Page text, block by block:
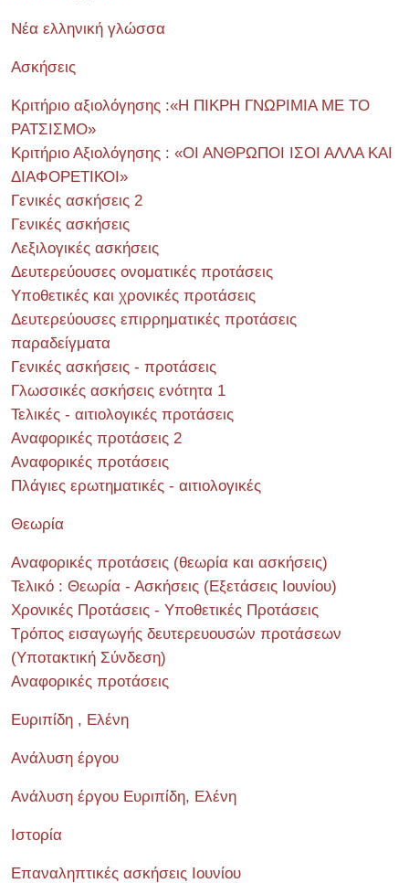
Νέα ελληνική γλώσσα
Ασκήσεις
Κριτήριο αξιολόγησης :«Η ΠΙΚΡΗ ΓΝΩΡΙΜΙΑ ΜΕ ΤΟ
ΡΑΤΣΙΣΜΟ»
Κριτήριο Αξιολόγησης : «ΟΙ ΑΝΘΡΩΠΟΙ ΙΣΟΙ ΑΛΛΑ ΚΑΙ
ΔΙΑΦΟΡΕΤΙΚΟΙ»
Γενικές ασκήσεις 2
Γενικές ασκήσεις
Λεξιλογικές ασκήσεις
Δευτερεύουσες ονοματικές προτάσεις
Υποθετικές και χρονικές προτάσεις
Δευτερεύουσες επιρρηματικές προτάσεις
παραδείγματα
Γενικές ασκήσεις - προτάσεις
Γλωσσικές ασκήσεις ενότητα 1
Τελικές - αιτιολογικές προτάσεις
Αναφορικές προτάσεις 2
Αναφορικές προτάσεις
Πλάγιες ερωτηματικές - αιτιολογικές
Θεωρία
Αναφορικές προτάσεις (θεωρία και ασκήσεις)
Τελικό : Θεωρία - Ασκήσεις (Εξετάσεις Ιουνίου)
Χρονικές Προτάσεις - Υποθετικές Προτάσεις
Τρόπος εισαγωγής δευτερευουσών προτάσεων
(Υποτακτική Σύνδεση)
Αναφορικές προτάσεις
Ευριπίδη , Ελένη
Ανάλυση έργου
Ανάλυση έργου Ευριπίδη, Ελένη
Ιστορία
Επαναληπτικές ασκήσεις Ιουνίου